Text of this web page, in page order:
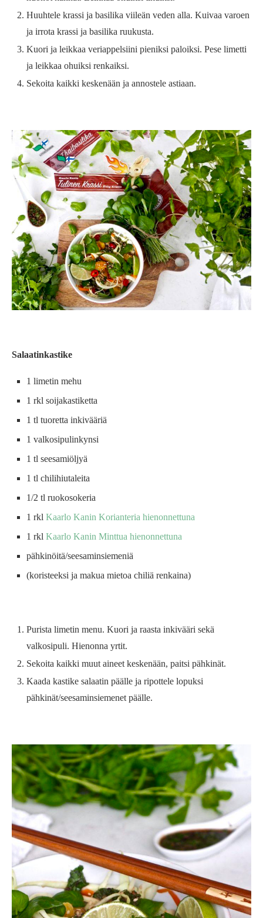
Huuhtele krassi ja basilika viileän veden alla. Kuivaa varoen
ja irrota krassi ja basilika ruukusta.
Kuori ja leikkaa veriappelsiini pieniksi paloiksi. Pese limetti
ja leikkaa ohuiksi renkaiksi.
Sekoita kaikki keskenään ja annostele astiaan.
Salaatinkastike
1 limetin mehu
1 rkl soijakastiketta
1 tl tuoretta inkivääriä
1 valkosipulinkynsi
1 tl seesamiöljyä
1 tl chilihiutaleita
1/2 tl ruokosokeria
1 rkl Kaarlo Kanin Korianteria hienonnettuna
1 rkl Kaarlo Kanin Minttua hienonnettuna
pähkinöitä/seesaminsiemeniä
(koristeeksi ja makua mietoa chiliä renkaina)
Purista limetin menu. Kuori ja raasta inkivääri sekä
valkosipuli. Hienonna yrtit.
Sekoita kaikki muut aineet keskenään, paitsi pähkinät.
Kaada kastike salaatin päälle ja ripottele lopuksi
pähkinät/seesaminsiemenet päälle.